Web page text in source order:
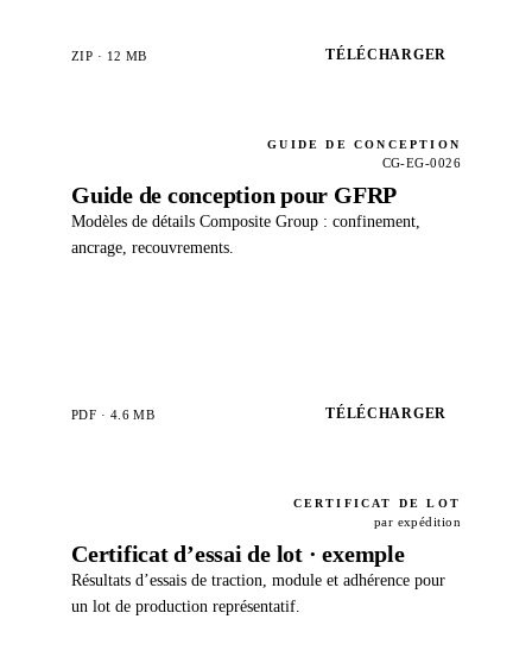
ZIP · 12 MB TÉLÉCHARGER
GUIDE DE CONCEPTION
CG-EG-0026
Guide de conception pour GFRP
Modèles de détails Composite Group : confinement,
ancrage, recouvrements.
PDF · 4.6 MB TÉLÉCHARGER
CERTIFICAT DE LOT
par expédition
Certificat d’essai de lot · exemple
Résultats d’essais de traction, module et adhérence pour
un lot de production représentatif.